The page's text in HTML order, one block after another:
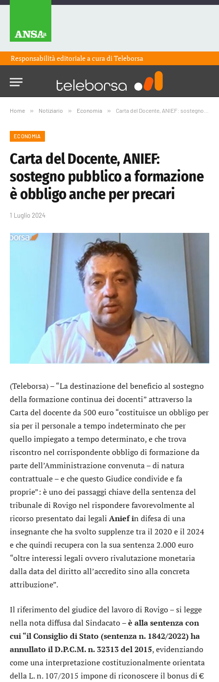
Responsabilità editoriale a cura diTeleborsa
Home » Notiziario » Economia » Carta del Docente, ANIEF: sostegno pubblico a formazione è obbligo anche per precari
ECONOMIA
Carta del Docente, ANIEF:
sostegno pubblico a formazione
è obbligo anche per precari
1 Luglio 2024
(Teleborsa) – “La destinazione del beneficio al sostegno
della formazione continua dei docenti” attraverso la
Carta del docente da 500 euro “costituisce un obbligo per
sia per il personale a tempo indeterminato che per
quello impiegato a tempo determinato, e che trova
riscontro nel corrispondente obbligo di formazione da
parte dell’Amministrazione convenuta – di natura
contrattuale – e che questo Giudice condivide e fa
proprie”: è uno dei passaggi chiave della sentenza del
tribunale di Rovigo nel rispondere favorevolmente al
ricorso presentato dai legali Anief in difesa di una
insegnante che ha svolto supplenze tra il 2020 e il 2024
e che quindi recupera con la sua sentenza 2.000 euro
“oltre interessi legali ovvero rivalutazione monetaria
dalla data del diritto all’accredito sino alla concreta
attribuzione”.
Il riferimento del giudice del lavoro di Rovigo – si legge
nella nota diffusa dal Sindacato –è alla sentenza con
cui “il Consiglio di Stato (sentenza n. 1842/2022) ha
annullato il D.P.C.M. n. 32313 del 2015, evidenziando
come una interpretazione costituzionalmente orientata
della L. n. 107/2015 impone di riconoscere il bonus di €